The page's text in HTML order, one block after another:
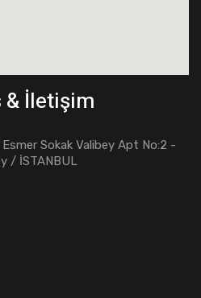
& İletişim
Sokak Valibey Apt No:2 -
/ İSTANBUL